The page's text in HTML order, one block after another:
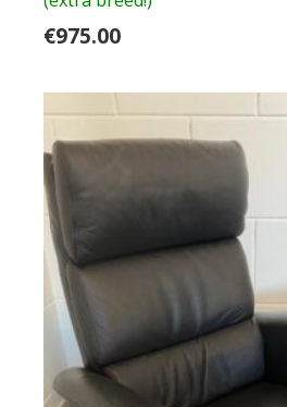
€975.00